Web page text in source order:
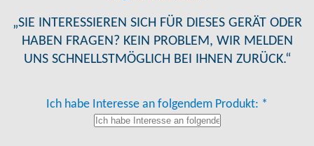
„SIE INTERESSIEREN SICH FÜR DIESES GERÄT ODER
HABEN FRAGEN? KEIN PROBLEM, WIR MELDEN
UNS SCHNELLSTMÖGLICH BEI IHNEN ZURÜCK.“
Ich habe Interesse an folgendem Produkt: *